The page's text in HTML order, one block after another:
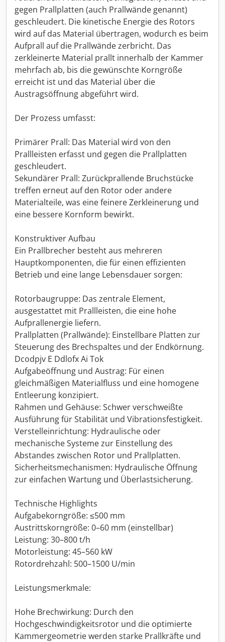
gegen Prallplatten (auch Prallwände genannt)
geschleudert. Die kinetische Energie des Rotors
wird auf das Material übertragen, wodurch es beim
Aufprall auf die Prallwände zerbricht. Das
zerkleinerte Material prallt innerhalb der Kammer
mehrfach ab, bis die gewünschte Korngröße
erreicht ist und das Material über die
Austragsöffnung abgeführt wird.
Der Prozess umfasst:
Primärer Prall: Das Material wird von den
Prallleisten erfasst und gegen die Prallplatten
geschleudert.
Sekundärer Prall: Zurückprallende Bruchstücke
treffen erneut auf den Rotor oder andere
Materialteile, was eine feinere Zerkleinerung und
eine bessere Kornform bewirkt.
Konstruktiver Aufbau
Ein Prallbrecher besteht aus mehreren
Hauptkomponenten, die für einen effizienten
Betrieb und eine lange Lebensdauer sorgen:
Rotorbaugruppe: Das zentrale Element,
ausgestattet mit Prallleisten, die eine hohe
Aufprallenergie liefern.
Prallplatten (Prallwände): Einstellbare Platten zur
Steuerung des Brechspaltes und der Endkörnung.
Dcodpjv E Ddlofx Ai Tok
Aufgabeöffnung und Austrag: Für einen
gleichmäßigen Materialfluss und eine homogene
Entleerung konzipiert.
Rahmen und Gehäuse: Schwer verschweißte
Ausführung für Stabilität und Vibrationsfestigkeit.
Verstelleinrichtung: Hydraulische oder
mechanische Systeme zur Einstellung des
Abstandes zwischen Rotor und Prallplatten.
Sicherheitsmechanismen: Hydraulische Öffnung
zur einfachen Wartung und Überlastsicherung.
Technische Highlights
Aufgabekorngröße: ≤500 mm
Austrittskorngröße: 0–60 mm (einstellbar)
Leistung: 30–800 t/h
Motorleistung: 45–560 kW
Rotordrehzahl: 500–1500 U/min
Leistungsmerkmale:
Hohe Brechwirkung: Durch den
Hochgeschwindigkeitsrotor und die optimierte
Kammergeometrie werden starke Prallkräfte und